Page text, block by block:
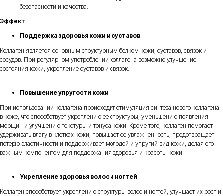
безопасности и качества.
Эффект
Поддержка здоровья кожи и суставов
Коллаген является основным структурным белком кожи, суставов, связок и
сосудов. При регулярном употреблении коллагена возможно улучшение
состояния кожи, укрепление суставов и связок.
Повышение упругости кожи
При использовании коллагена происходит стимуляция синтеза нового коллагена
в коже, что способствует укреплению ее структуры, уменьшению появления
морщин и улучшению текстуры и тонуса кожи. Кроме того, коллаген помогает
удерживать влагу в клетках кожи, повышает ее увлажненность, предотвращает
потерю эластичности и поддерживает молодой и упругий вид кожи, делая его
важным компонентом для поддержания здоровья и красоты кожи.
Укрепление здоровья волос и ногтей
Коллаген способствует укреплению структуры волос и ногтей, улучшает их рост и